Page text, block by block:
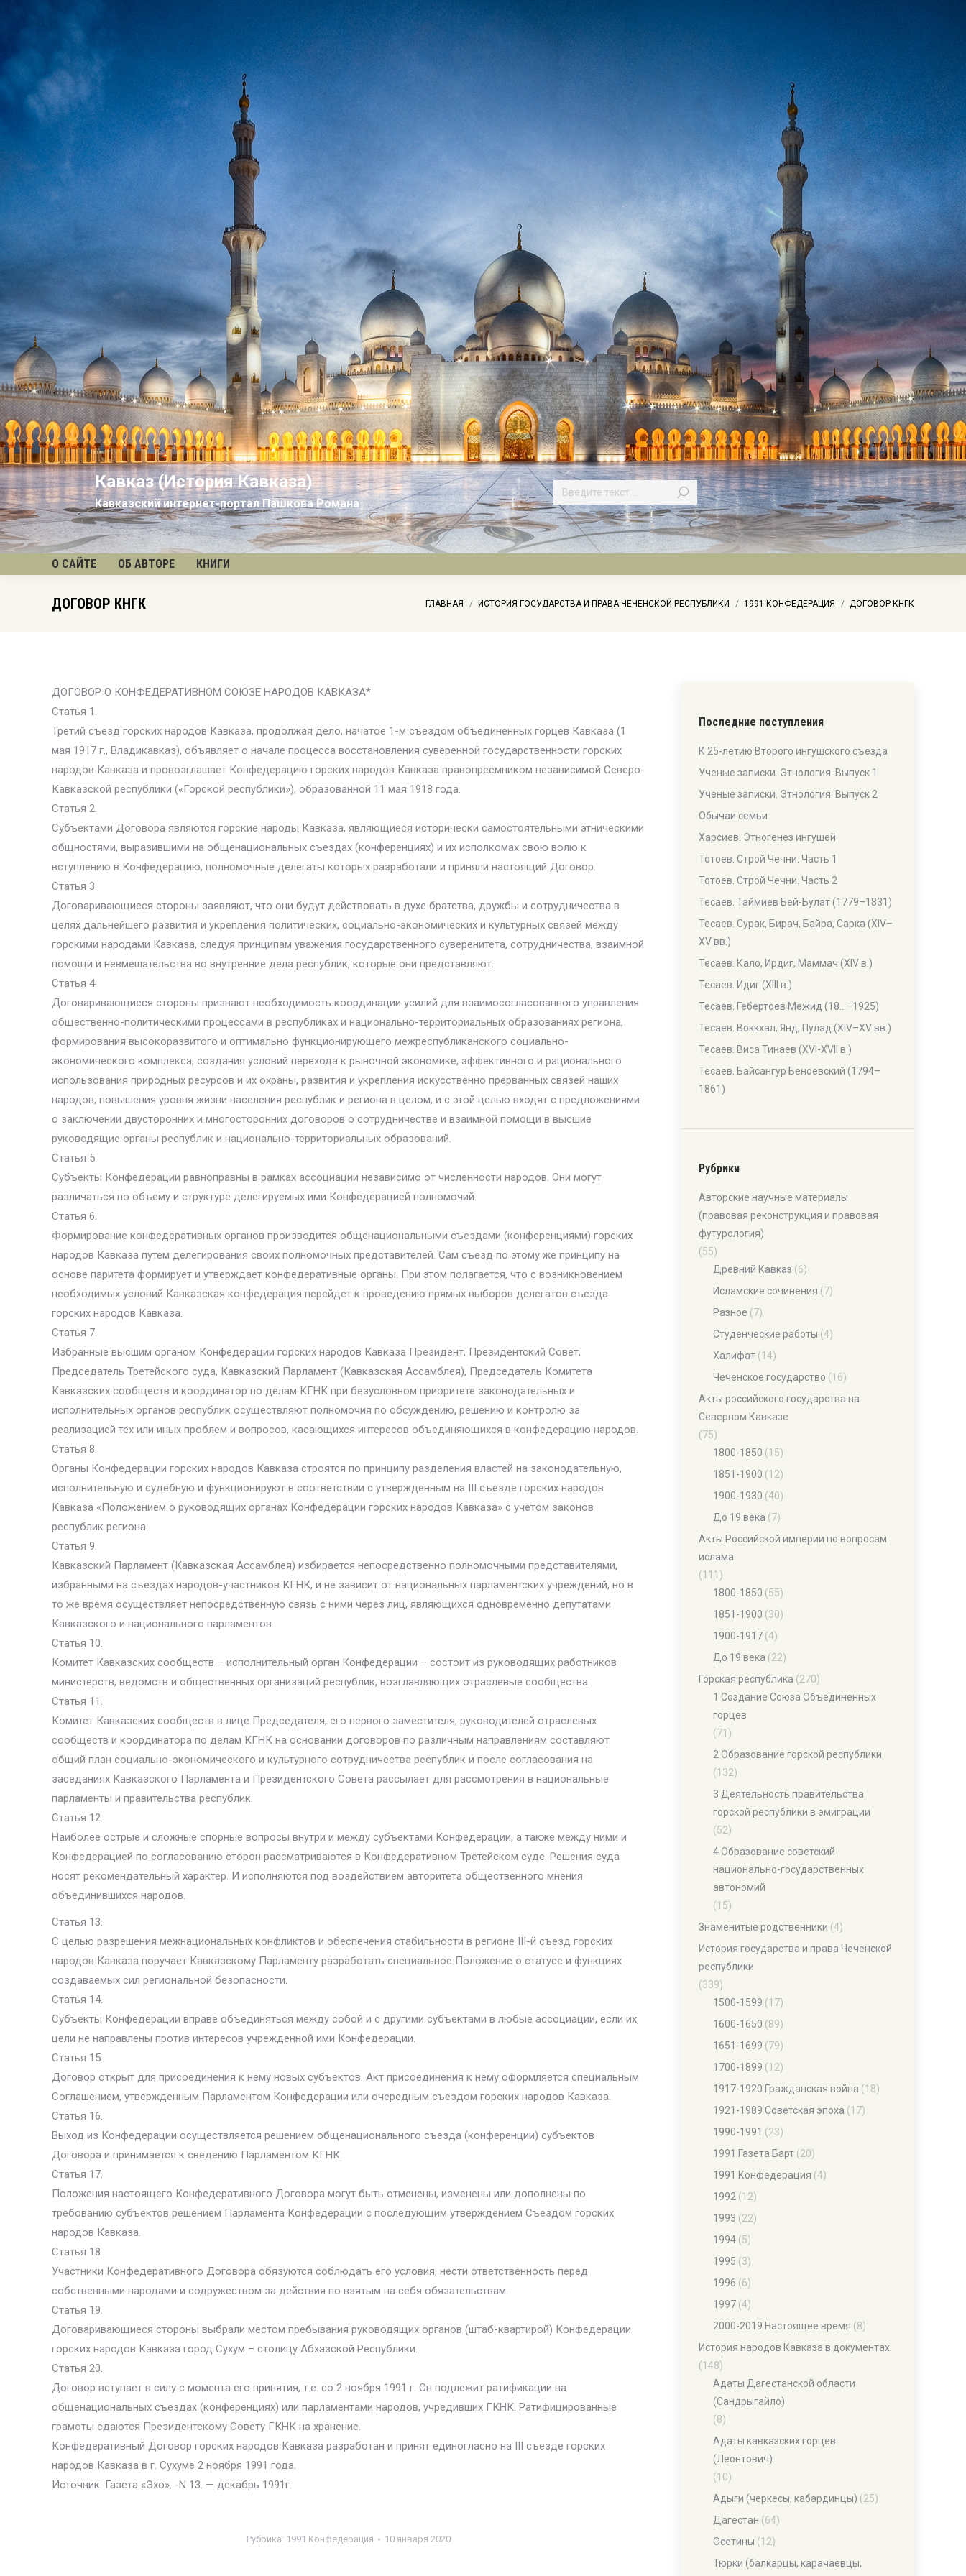
Кавказ (История Кавказа)
Кавказский интернет-портал Пашкова Романа
О САЙТЕ ОБ АВТОРЕ КНИГИ
ДОГОВОР КНГК Вы здесь:
ГЛАВНАЯ ИСТОРИЯ ГОСУДАРСТВА И ПРАВА ЧЕЧЕНСКОЙ РЕСПУБЛИКИ 1991 КОНФЕДЕРАЦИЯ ДОГОВОР КНГК
ДОГОВОР О КОНФЕДЕРАТИВНОМ СОЮЗЕ НАРОДОВ КАВКАЗА*
Статья 1.
Третий съезд горских народов Кавказа, продолжая дело, начатое 1-м съездом объединенных горцев Кавказа (1
мая 1917 г., Владикавказ), объявляет о начале процесса восстановления суверенной государственности горских
народов Кавказа и провозглашает Конфедерацию горских народов Кавказа правопреемником независимой Северо-
Кавказской республики («Горской республики»), образованной 11 мая 1918 года.
Статья 2.
Субъектами Договора являются горские народы Кавказа, являющиеся исторически самостоятельными этническими
общностями, выразившими на общенациональных съездах (конференциях) и их исполкомах свою волю к
вступлению в Конфедерацию, полномочные делегаты которых разработали и приняли настоящий Договор.
Статья 3.
Договаривающиеся стороны заявляют, что они будут действовать в духе братства, дружбы и сотрудничества в
целях дальнейшего развития и укрепления политических, социально-экономических и культурных связей между
горскими народами Кавказа, следуя принципам уважения государственного суверенитета, сотрудничества, взаимной
помощи и невмешательства во внутренние дела республик, которые они представляют.
Статья 4.
Договаривающиеся стороны признают необходимость координации усилий для взаимосогласованного управления
общественно-политическими процессами в республиках и национально-территориальных образованиях региона,
формирования высокоразвитого и оптимально функционирующего межреспубликанского социально-
экономического комплекса, создания условий перехода к рыночной экономике, эффективного и рационального
использования природных ресурсов и их охраны, развития и укрепления искусственно прерванных связей наших
народов, повышения уровня жизни населения республик и региона в целом, и с этой целью входят с предложениями
о заключении двусторонних и многосторонних договоров о сотрудничестве и взаимной помощи в высшие
руководящие органы республик и национально-территориальных образований.
Статья 5.
Субъекты Конфедерации равноправны в рамках ассоциации независимо от численности народов. Они могут
различаться по объему и структуре делегируемых ими Конфедерацией полномочий.
Статья 6.
Формирование конфедеративных органов производится общенациональными съездами (конференциями) горских
народов Кавказа путем делегирования своих полномочных представителей. Сам съезд по этому же принципу на
основе паритета формирует и утверждает конфедеративные органы. При этом полагается, что с возникновением
необходимых условий Кавказская конфедерация перейдет к проведению прямых выборов делегатов съезда
горских народов Кавказа.
Статья 7.
Избранные высшим органом Конфедерации горских народов Кавказа Президент, Президентский Совет,
Председатель Третейского суда, Кавказский Парламент (Кавказская Ассамблея), Председатель Комитета
Кавказских сообществ и координатор по делам КГНК при безусловном приоритете законодательных и
исполнительных органов республик осуществляют полномочия по обсуждению, решению и контролю за
реализацией тех или иных проблем и вопросов, касающихся интересов объединяющихся в конфедерацию народов.
Статья 8.
Органы Конфедерации горских народов Кавказа строятся по принципу разделения властей на законодательную,
исполнительную и судебную и функционируют в соответствии с утвержденным на III съезде горских народов
Кавказа «Положением о руководящих органах Конфедерации горских народов Кавказа» с учетом законов
республик региона.
Статья 9.
Кавказский Парламент (Кавказская Ассамблея) избирается непосредственно полномочными представителями,
избранными на съездах народов-участников КГНК, и не зависит от национальных парламентских учреждений, но в
то же время осуществляет непосредственную связь с ними через лиц, являющихся одновременно депутатами
Кавказского и национального парламентов.
Статья 10.
Комитет Кавказских сообществ – исполнительный орган Конфедерации – состоит из руководящих работников
министерств, ведомств и общественных организаций республик, возглавляющих отраслевые сообщества.
Статья 11.
Комитет Кавказских сообществ в лице Председателя, его первого заместителя, руководителей отраслевых
сообществ и координатора по делам КГНК на основании договоров по различным направлениям составляют
общий план социально-экономического и культурного сотрудничества республик и после согласования на
заседаниях Кавказского Парламента и Президентского Совета рассылает для рассмотрения в национальные
парламенты и правительства республик.
Статья 12.
Наиболее острые и сложные спорные вопросы внутри и между субъектами Конфедерации, а также между ними и
Конфедерацией по согласованию сторон рассматриваются в Конфедеративном Третейском суде. Решения суда
носят рекомендательный характер. И исполняются под воздействием авторитета общественного мнения
объединившихся народов.
Статья 13.
С целью разрешения межнациональных конфликтов и обеспечения стабильности в регионе III-й съезд горских
народов Кавказа поручает Кавказскому Парламенту разработать специальное Положение о статусе и функциях
создаваемых сил региональной безопасности.
Статья 14.
Субъекты Конфедерации вправе объединяться между собой и с другими субъектами в любые ассоциации, если их
цели не направлены против интересов учрежденной ими Конфедерации.
Статья 15.
Договор открыт для присоединения к нему новых субъектов. Акт присоединения к нему оформляется специальным
Соглашением, утвержденным Парламентом Конфедерации или очередным съездом горских народов Кавказа.
Статья 16.
Выход из Конфедерации осуществляется решением общенационального съезда (конференции) субъектов
Договора и принимается к сведению Парламентом КГНК.
Статья 17.
Положения настоящего Конфедеративного Договора могут быть отменены, изменены или дополнены по
требованию субъектов решением Парламента Конфедерации с последующим утверждением Съездом горских
народов Кавказа.
Статья 18.
Участники Конфедеративного Договора обязуются соблюдать его условия, нести ответственность перед
собственными народами и содружеством за действия по взятым на себя обязательствам.
Статья 19.
Договаривающиеся стороны выбрали местом пребывания руководящих органов (штаб-квартирой) Конфедерации
горских народов Кавказа город Сухум – столицу Абхазской Республики.
Статья 20.
Договор вступает в силу с момента его принятия, т.е. со 2 ноября 1991 г. Он подлежит ратификации на
общенациональных съездах (конференциях) или парламентами народов, учредивших ГКНК. Ратифицированные
грамоты сдаются Президентскому Совету ГКНК на хранение.
Конфедеративный Договор горских народов Кавказа разработан и принят единогласно на III съезде горских
народов Кавказа в г. Сухуме 2 ноября 1991 года.
Источник: Газета «Эхо». -N 13. — декабрь 1991г.
Рубрика: 1991 Конфедерация 10 января 2020
Последние поступления
К 25-летию Второго ингушского съезда
Ученые записки. Этнология. Выпуск 1
Ученые записки. Этнология. Выпуск 2
Обычаи семьи
Харсиев. Этногенез ингушей
Тотоев. Строй Чечни. Часть 1
Тотоев. Строй Чечни. Часть 2
Тесаев. Таймиев Бей-Булат (1779–1831)
Тесаев. Сурак, Бирач, Байра, Сарка (XIV–
XV вв.)
Тесаев. Кало, Ирдиг, Маммач (XIV в.)
Тесаев. Идиг (XIII в.)
Тесаев. Гебертоев Межид (18…–1925)
Тесаев. Воккхал, Янд, Пулад (XIV–XV вв.)
Тесаев. Виса Тинаев (XVI-XVII в.)
Тесаев. Байсангур Беноевский (1794–
1861)
Рубрики
Авторские научные материалы
(правовая реконструкция и правовая
футурология)
(55)
Древний Кавказ (6)
Исламские сочинения (7)
Разное (7)
Студенческие работы (4)
Халифат (14)
Чеченское государство (16)
Акты российского государства на
Северном Кавказе
(75)
1800-1850 (15)
1851-1900 (12)
1900-1930 (40)
До 19 века (7)
Акты Российской империи по вопросам
ислама
(111)
1800-1850 (55)
1851-1900 (30)
1900-1917 (4)
До 19 века (22)
Горская республика (270)
1 Создание Союза Объединенных
горцев
(71)
2 Образование горской республики
(132)
3 Деятельность правительства
горской республики в эмиграции
(52)
4 Образование советский
национально-государственных
автономий
(15)
Знаменитые родственники (4)
История государства и права Чеченской
республики
(339)
1500-1599 (17)
1600-1650 (89)
1651-1699 (79)
1700-1899 (12)
1917-1920 Гражданская война (18)
1921-1989 Советская эпоха (17)
1990-1991 (23)
1991 Газета Барт (20)
1991 Конфедерация (4)
1992 (12)
1993 (22)
1994 (5)
1995 (3)
1996 (6)
1997 (4)
2000-2019 Настоящее время (8)
История народов Кавказа в документах
(148)
Адаты Дагестанской области
(Сандрыгайло)
(8)
Адаты кавказских горцев
(Леонтович)
(10)
Адыги (черкесы, кабардинцы) (25)
Дагестан (64)
Осетины (12)
Тюрки (балкарцы, карачаевцы,